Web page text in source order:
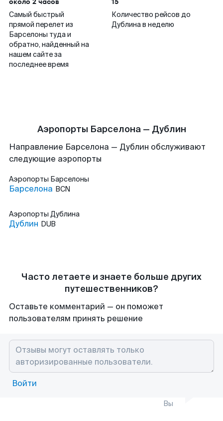
Самый быстрый
прямой перелет из
Барселоны туда и
обратно, найденный на
нашем сайте за
последнее время
Количество рейсов до
Дублина в неделю
Аэропорты Барселона — Дублин
Направление Барселона — Дублин обслуживают
следующие аэропорты
Аэропорты Барселоны
Барселона BCN
Аэропорты Дублина
Дублин DUB
Часто летаете и знаете больше других
путешественников?
Оставьте комментарий — он поможет
пользователям принять решение
Войти
Вы